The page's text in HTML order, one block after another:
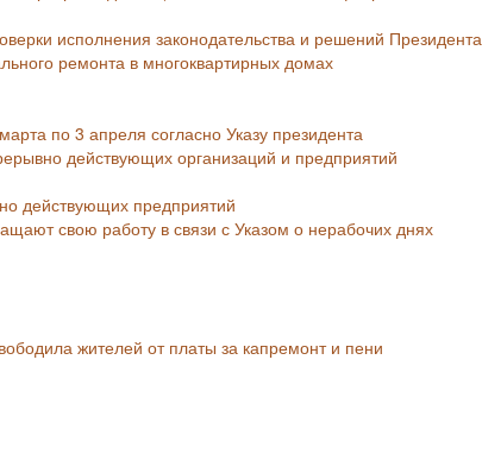
исполнения законодательства и решений Президента
ремонта в многоквартирных домах
по 3 апреля согласно Указу президента
действующих организаций и предприятий
действующих предприятий
свою работу в связи с Указом о нерабочих днях
жителей от платы за капремонт и пени